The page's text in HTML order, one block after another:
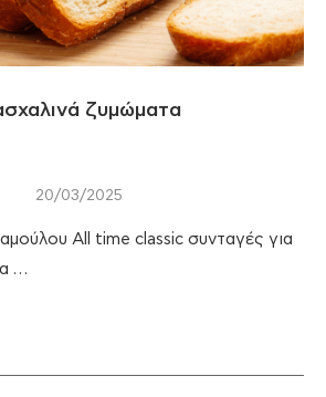
ζυμώματα
20/03/2025
All time classic συνταγές για
…